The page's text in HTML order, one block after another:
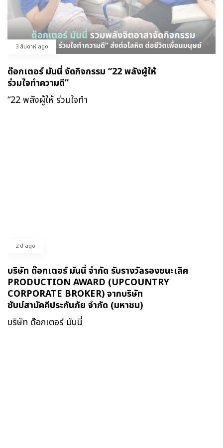
3 สัปดาห์ ago
ด๊อกเตอร์ มันนี่ จัดกิจกรรม “22 พลังผู้ให้
ร่วมใจทำความดี”
“22 พลังผู้ให้ ร่วมใจทำ
2 ปี ago
บริษัท ด๊อกเตอร์ มันนี่ จำกัด รับรางวัลรองชนะเลิศ
PRODUCTION AWARD (UPCOUNTRY
CORPORATE BROKER) จากบริษัท
ชับบ์สามัคคีประกันภัย จำกัด (มหาชน)​
บริษัท ด๊อกเตอร์ มันนี่